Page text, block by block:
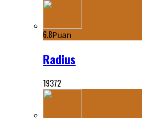
6.8Puan
Radius
19372